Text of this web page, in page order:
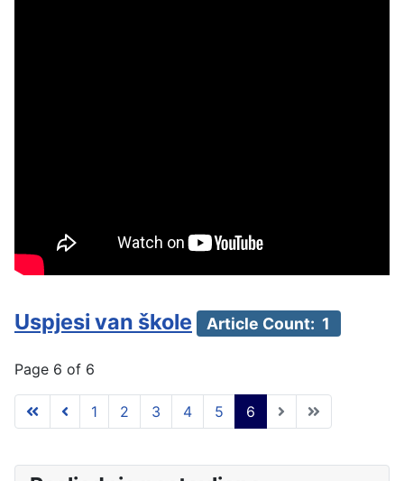
Uspjesi van škole Article Count: 1
Page 6 of 6
1 2 3 4 5 6